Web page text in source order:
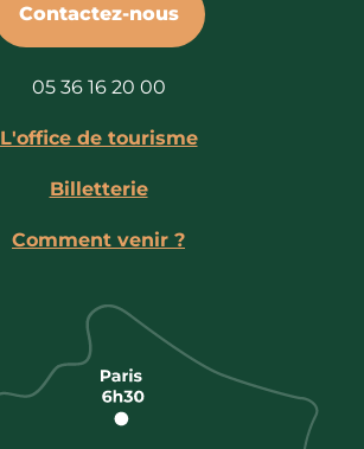
Contactez-nous
05 36 16 20 00
L'office de tourisme
Billetterie
Comment venir ?